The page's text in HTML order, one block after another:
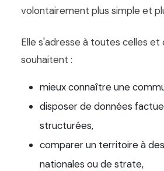
volontairement plus simple et
Elle s'adresse à toutes celles et
souhaitent :
mieux connaître une
disposer de données
structurées,
comparer un territoire à
nationales ou de strate,